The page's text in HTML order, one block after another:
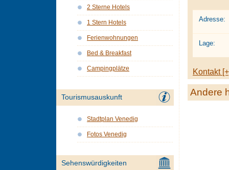
Adresse:
Lage:
Kontakt
Andere
2 Sterne Hotels
1 Stern Hotels
Ferienwohnungen
Bed & Breakfast
Campingplätze
Tourismusauskunft
Stadtplan Venedig
Fotos Venedig
Sehenswürdigkeiten